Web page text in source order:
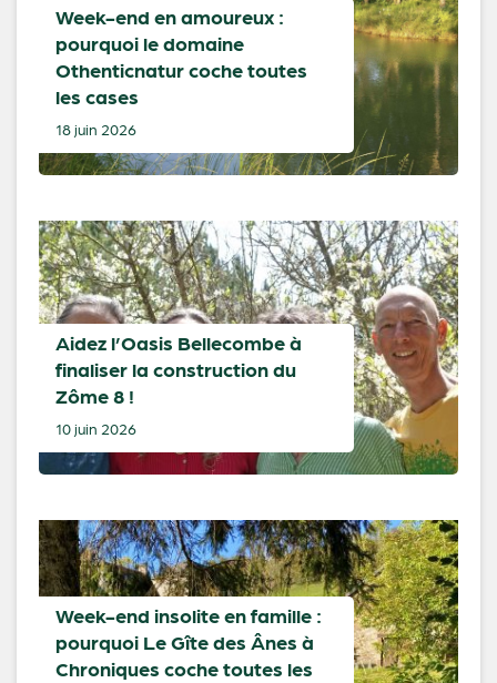
Week-end en amoureux :
pourquoi le domaine
Othenticnatur coche toutes
les cases
18 juin 2026
Aidez l’Oasis Bellecombe à
finaliser la construction du
Zôme 8 !
10 juin 2026
Week-end insolite en famille :
pourquoi Le Gîte des Ânes à
Chroniques coche toutes les